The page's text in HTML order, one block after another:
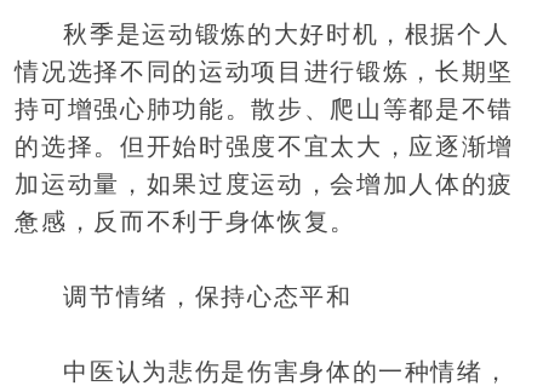
秋季是运动锻炼的大好时机，根据个人
情况选择不同的运动项目进行锻炼，长期坚
持可增强心肺功能。散步、爬山等都是不错
的选择。但开始时强度不宜太大，应逐渐增
加运动量，如果过度运动，会增加人体的疲
惫感，反而不利于身体恢复。
调节情绪，保持心态平和
中医认为悲伤是伤害身体的一种情绪，